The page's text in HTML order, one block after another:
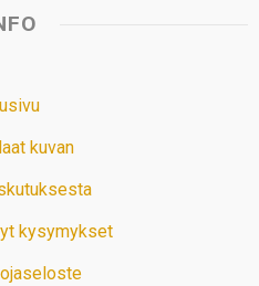
kuvan
kysymykset